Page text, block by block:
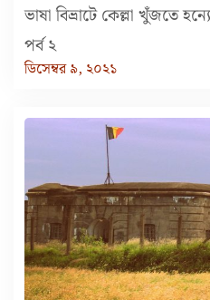
ভাষা বিভ্রাটে কেল্লা খুঁজতে
পর্ব ২
ডিসেম্বর ৯, ২০২১